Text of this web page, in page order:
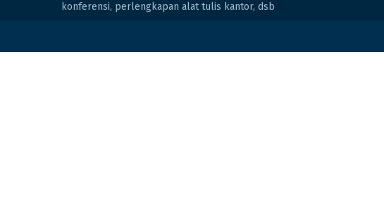
konferensi, perlengkapan alat tulis kantor, dsb